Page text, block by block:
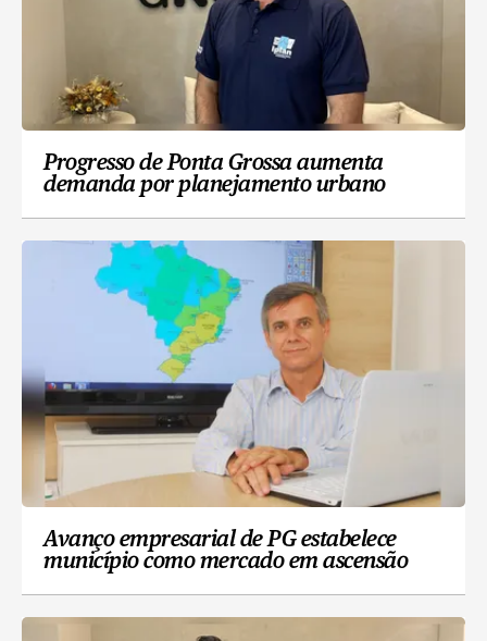
Progresso de Ponta Grossa aumenta
demanda por planejamento urbano
Avanço empresarial de PG estabelece
município como mercado em ascensão